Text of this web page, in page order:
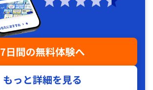
7日間の無料体験へ
もっと詳細を見る